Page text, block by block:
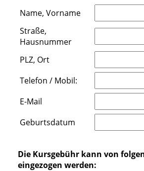
Name, Vorname
Straße,
Hausnummer
PLZ, Ort
Telefon / Mobil:
E-Mail
Geburtsdatum
Die Kursgebühr kann von
eingezogen werden: